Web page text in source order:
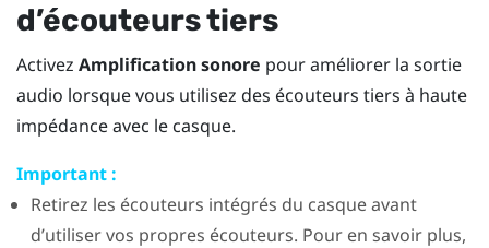
d’écouteurs tiers
Activez Amplification sonore pour améliorer la sortie
audio lorsque vous utilisez des écouteurs tiers à haute
impédance avec le casque.
Important :
Retirez les écouteurs intégrés du casque avant
d’utiliser vos propres écouteurs. Pour en savoir plus,